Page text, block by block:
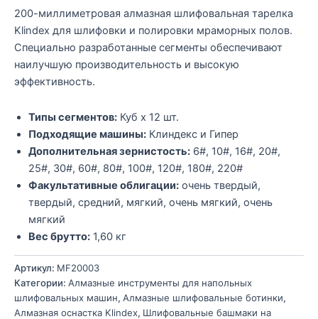
200-миллиметровая алмазная шлифовальная тарелка
Klindex для шлифовки и полировки мраморных полов.
Специально разработанные сегменты обеспечивают
наилучшую производительность и высокую
эффективность.
Типы сегментов: Куб x 12 шт.
Подходящие машины: Клиндекс и Гипер
Дополнительная зернистость: 6#, 10#, 16#, 20#,
25#, 30#, 60#, 80#, 100#, 120#, 180#, 220#
Факультативные облигации: очень твердый,
твердый, средний, мягкий, очень мягкий, очень
мягкий
Вес брутто: 1,60 кг
Артикул: MF20003
Категории: Алмазные инструменты для напольных
шлифовальных машин, Алмазные шлифовальные ботинки,
Алмазная оснастка Klindex, Шлифовальные башмаки на